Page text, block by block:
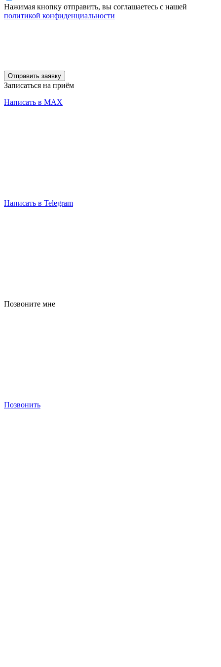
Нажимая кнопку отправить, вы соглашаетесь с нашей
политикой конфиденциальности
Отправить заявку
Записаться на приём
Написать в MAX
Написать в Telegram
Позвоните мне
Позвонить